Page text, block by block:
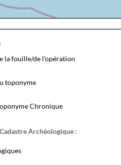
la fouille/de l'opération
toponyme
Chronique
Archéologique :